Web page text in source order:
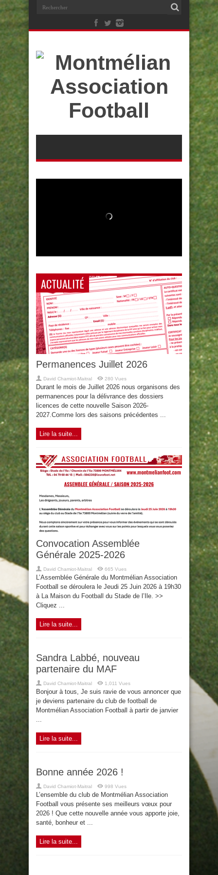
ACTUALITÉ
Permanences Juillet 2026
David Chamiot-Maitral 280 Vues
Durant le mois de Juillet 2026 nous organisons des
permanences pour la délivrance des dossiers
licences de cette nouvelle Saison 2026-
2027.Comme lors des saisons précédentes ...
Lire la suite...
Convocation Assemblée
Générale 2025-2026
David Chamiot-Maitral 665 Vues
L’Assemblée Générale du Montmélian Association
Football se déroulera le Jeudi 25 Juin 2026 à 19h30
à La Maison du Football du Stade de l’Ile. >>
Cliquez ...
Lire la suite...
Sandra Labbé, nouveau
partenaire du MAF
David Chamiot-Maitral 1,011 Vues
Bonjour à tous, Je suis ravie de vous annoncer que
je deviens partenaire du club de football de
Montmélian Association Football à partir de janvier
...
Lire la suite...
Bonne année 2026 !
David Chamiot-Maitral 998 Vues
L’ensemble du club de Montmélian Association
Football vous présente ses meilleurs vœux pour
2026 ! Que cette nouvelle année vous apporte joie,
santé, bonheur et ...
Lire la suite...